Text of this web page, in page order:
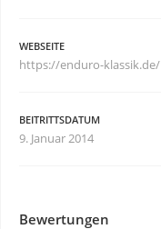
WEBSEITE
https://enduro-klassik.de/
BEITRITTSDATUM
9. Januar 2014
Bewertungen